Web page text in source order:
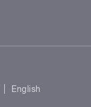
English